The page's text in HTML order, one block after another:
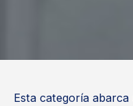
Esta categoría